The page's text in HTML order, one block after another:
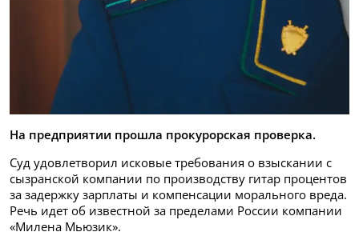
На предприятии прошла прокурорская проверка.
Суд удовлетворил исковые требования о взыскании с
сызранской компании по производству гитар процентов
за задержку зарплаты и компенсации морального вреда.
Речь идет об известной за пределами России компании
«Милена Мьюзик».